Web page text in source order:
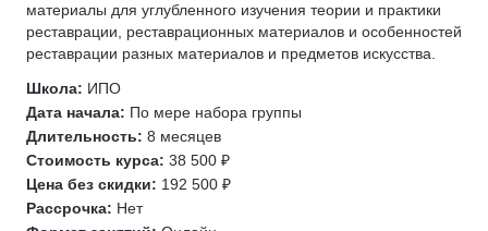
материалы для углубленного изучения теории и практики
реставрации, реставрационных материалов и особенностей
реставрации разных материалов и предметов искусства.
Школа: ИПО
Дата начала: По мере набора группы
Длительность: 8 месяцев
Стоимость курса: 38 500 ₽
Цена без скидки: 192 500 ₽
Рассрочка: Нет